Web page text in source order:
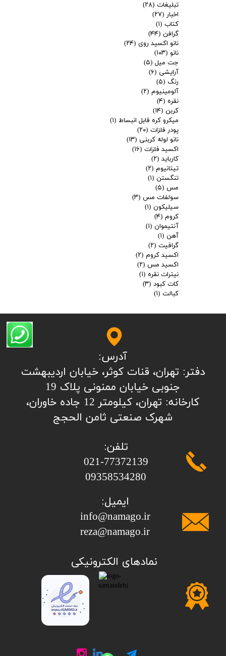
تبلیغات (۲۸)
اخبار (۲۷)
کتاب (۱)
گرافن (۴۴)
نانو اکسید روی (۲۴)
نانو (۱۰۳)
جت میل (۵)
آرایشی (۶)
رنگ (۵)
آلومینیوم (۲)
نقره (۴)
کربن (۱۴)
میکرو کره قابل انبساط (۱)
پودر فلزات (۲۰)
نانو لوله کربنی (۱۳)
اکسید فلزات (۱۶)
کارباید (۲)
تیتانیوم (۲)
تنگستن (۱)
مس (۵)
سولفات مس (۳)
سیلیکون (۱)
کروم (۴)
آنتیموان (۱)
آهن (۱)
گرافیت (۲)
اکسید کروم (۲)
اکسید مس (۲)
نیترات نقره (۱)
کات کبود (۳)
کبالت (۱)
تلفن:
​​​​​​​021-77372139
​​​​​​​09358534280
آدرس:
​​​​​​​​دفتر: تهران، قنات کوثر، خیابان اردیبهشت
جنوبی خیابان ممنونی پلاک 19
کارخانه: تهران، کیلومتر 12 جاده خاوران،
شهرک صنعتی ثامن الحجج
ایمیل:
info@namago.ir
​​​​​​​reza@namago.ir
​نمادهای الکترونیکی